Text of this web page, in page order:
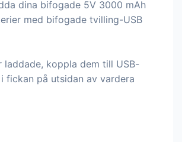
dina bifogade 5V 3000 mAh
med bifogade tvilling-USB
laddade, koppla dem till USB-
fickan på utsidan av vardera